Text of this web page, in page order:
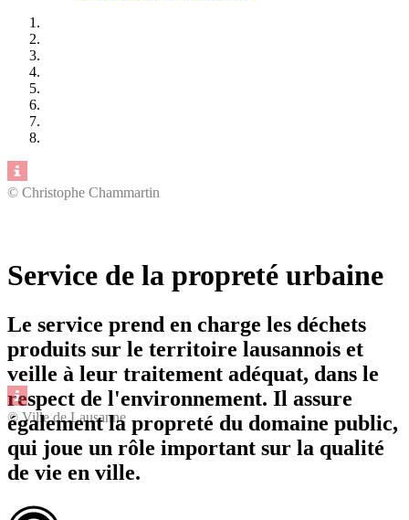
© Christophe Chammartin
© Ville de Lausanne
Service de la propreté urbaine
Le service prend en charge les déchets
produits sur le territoire lausannois et
veille à leur traitement adéquat, dans le
respect de l'environnement. Il assure
également la propreté du domaine public,
qui joue un rôle important sur la qualité
de vie en ville.